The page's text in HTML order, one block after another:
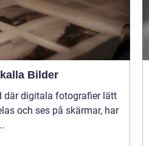
Bilder
där digitala fotografier lätt
och ses på skärmar, har